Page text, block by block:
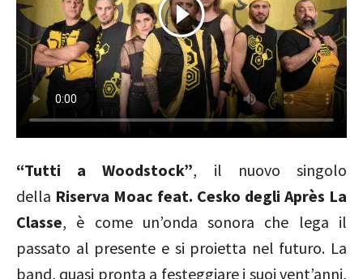
“Tutti a Woodstock”, il nuovo singolo
della Riserva Moac feat. Cesko degli Après La
Classe, è come un’onda sonora che lega il
passato al presente e si proietta nel futuro. La
band, quasi pronta a festeggiare i suoi vent’anni,